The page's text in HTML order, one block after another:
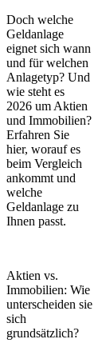
Doch welche
Geldanlage
eignet sich wann
und für welchen
Anlagetyp? Und
wie steht es
2026 um Aktien
und Immobilien?
Erfahren Sie
hier, worauf es
beim Vergleich
ankommt und
welche
Geldanlage zu
Ihnen passt.
Aktien vs.
Immobilien: Wie
unterscheiden sie
sich
grundsätzlich?